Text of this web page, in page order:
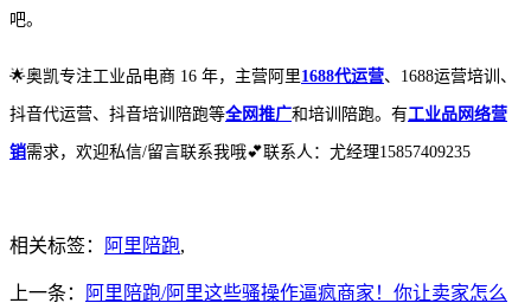
吧。
🌟奥凯专注工业品电商 16 年，主营阿里1688代运营、1688运营培训、
抖音代运营、抖音培训陪跑等全网推广和培训陪跑。有工业品网络营
销需求，欢迎私信/留言联系我哦💕联系人：尤经理15857409235
相关标签： 阿里陪跑,
上一条：
阿里陪跑/阿里这些骚操作逼疯商家！你让卖家怎么